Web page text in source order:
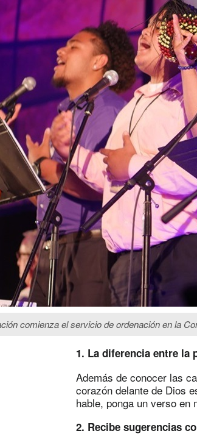
comienza el servicio de ordenación en la
1. La diferencia entre la
Además de conocer las
corazón delante de Dios
hable, ponga un verso en
2. Recibe sugerencias